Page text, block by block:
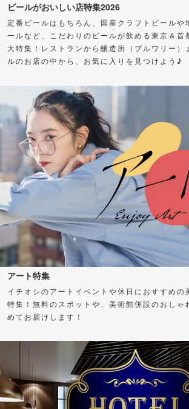
ビールがおいしい店特集2026
定番ビールはもちろん、国産クラフトビールや
ールなど、こだわりのビールが飲める東京＆首
大特集！レストランから醸造所（ブルワリー）
ルのお店の中から、お気に入りを見つけよう♪
アート特集
イチオシのアートイベントや休日におすすめの
特集！無料のスポットや、美術館併設のおしゃ
めてお届けします！